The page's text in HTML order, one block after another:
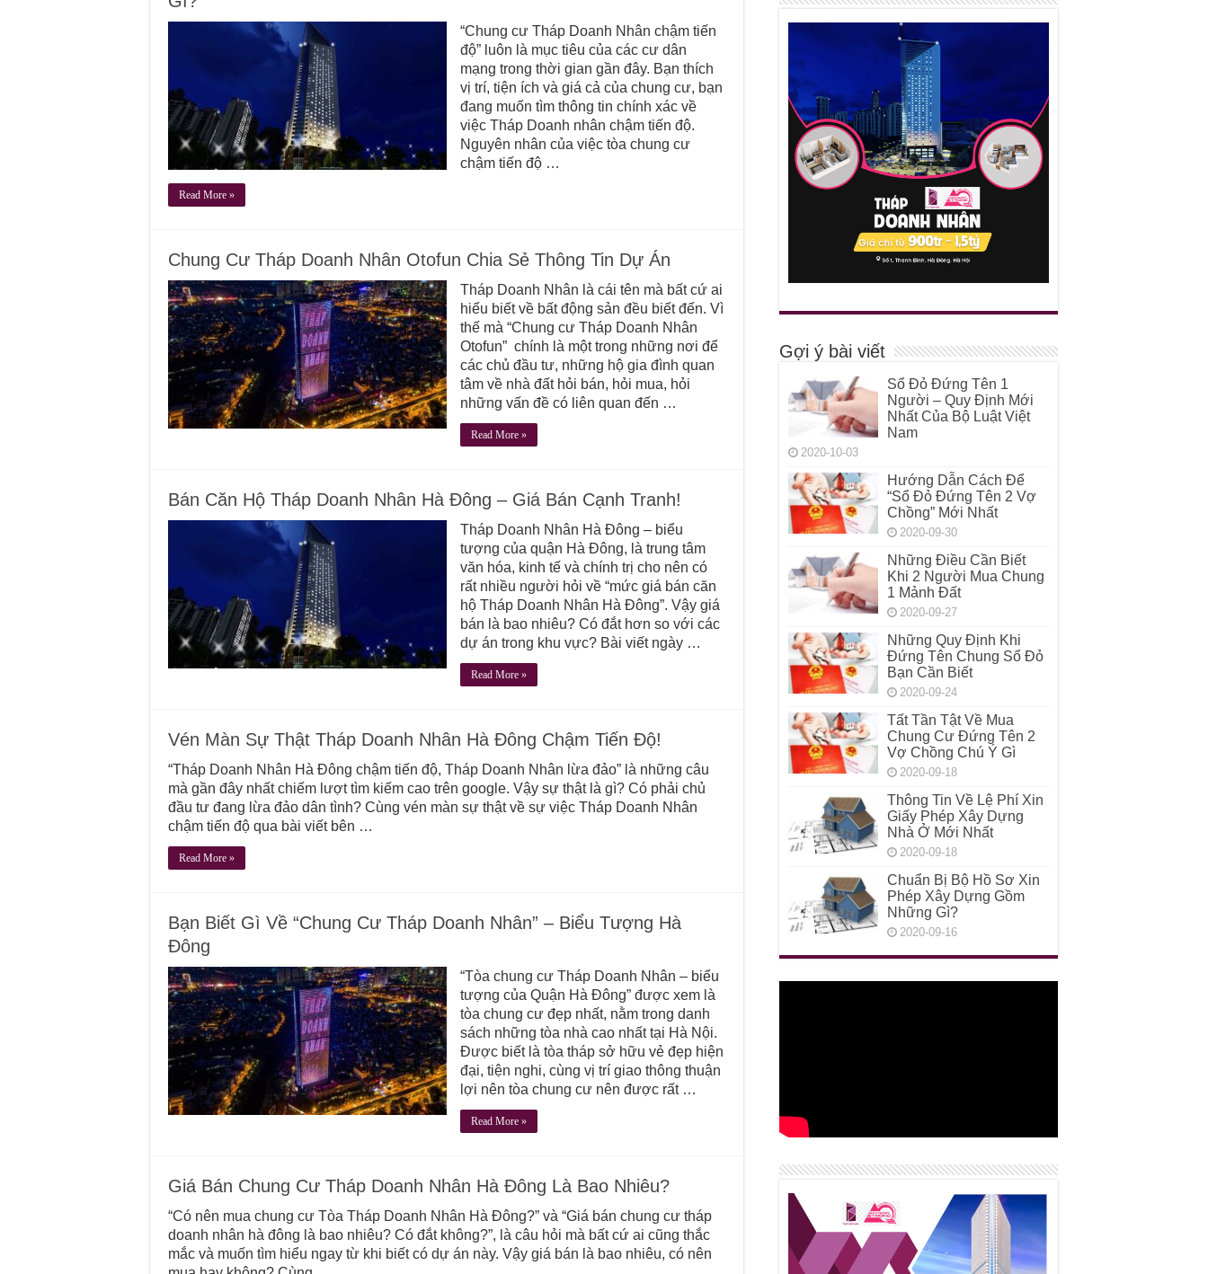
“Chung cư Tháp Doanh Nhân chậm tiến
độ” luôn là mục tiêu của các cư dân
mạng trong thời gian gần đây. Bạn thích
vị trí, tiện ích và giá cả của chung cư, bạn
đang muốn tìm thông tin chính xác về
việc Tháp Doanh nhân chậm tiến độ.
Nguyên nhân của việc tòa chung cư
chậm tiến độ …
Read More »
Chung Cư Tháp Doanh Nhân Otofun Chia Sẻ Thông Tin Dự Án
Tháp Doanh Nhân là cái tên mà bất cứ ai
hiểu biết về bất động sản đều biết đến. Vì
thế mà “Chung cư Tháp Doanh Nhân
Otofun” chính là một trong những nơi để
các chủ đầu tư, những hộ gia đình quan
tâm về nhà đất hỏi bán, hỏi mua, hỏi
những vấn đề có liên quan đến …
Read More »
Bán Căn Hộ Tháp Doanh Nhân Hà Đông – Giá Bán Cạnh Tranh!
Tháp Doanh Nhân Hà Đông – biểu
tượng của quận Hà Đông, là trung tâm
văn hóa, kinh tế và chính trị cho nên có
rất nhiều người hỏi về “mức giá bán căn
hộ Tháp Doanh Nhân Hà Đông”. Vậy giá
bán là bao nhiêu? Có đắt hơn so với các
dự án trong khu vực? Bài viết ngày …
Read More »
Vén Màn Sự Thật Tháp Doanh Nhân Hà Đông Chậm Tiến Độ!
“Tháp Doanh Nhân Hà Đông chậm tiến độ, Tháp Doanh Nhân lừa đảo” là những câu
mà gần đây nhất chiếm lượt tìm kiếm cao trên google. Vậy sự thật là gì? Có phải chủ
đầu tư đang lừa đảo dân tình? Cùng vén màn sự thật về sự việc Tháp Doanh Nhân
chậm tiến độ qua bài viết bên …
Read More »
Bạn Biết Gì Về “Chung Cư Tháp Doanh Nhân” – Biểu Tượng Hà
Đông
“Tòa chung cư Tháp Doanh Nhân – biểu
tượng của Quận Hà Đông” được xem là
tòa chung cư đẹp nhất, nằm trong danh
sách những tòa nhà cao nhất tại Hà Nội.
Được biết là tòa tháp sở hữu vẻ đẹp hiện
đại, tiện nghi, cùng vị trí giao thông thuận
lợi nên tòa chung cư nên được rất …
Read More »
Giá Bán Chung Cư Tháp Doanh Nhân Hà Đông Là Bao Nhiêu?
“Có nên mua chung cư Tòa Tháp Doanh Nhân Hà Đông?” và “Giá bán chung cư tháp
doanh nhân hà đông là bao nhiêu? Có đắt không?”, là câu hỏi mà bất cứ ai cũng thắc
mắc và muốn tìm hiểu ngay từ khi biết có dự án này. Vậy giá bán là bao nhiêu, có nên
Gợi ý bài viết
Sổ Đỏ Đứng Tên 1
Người – Quy Định Mới
Nhất Của Bộ Luật Việt
Nam
2020-10-03
Hướng Dẫn Cách Để
“Sổ Đỏ Đứng Tên 2 Vợ
Chồng” Mới Nhất
2020-09-30
Những Điều Cần Biết
Khi 2 Người Mua Chung
1 Mảnh Đất
2020-09-27
Những Quy Định Khi
Đứng Tên Chung Sổ Đỏ
Bạn Cần Biết
2020-09-24
Tất Tần Tật Về Mua
Chung Cư Đứng Tên 2
Vợ Chồng Chú Ý Gì
2020-09-18
Thông Tin Về Lệ Phí Xin
Giấy Phép Xây Dựng
Nhà Ở Mới Nhất
2020-09-18
Chuẩn Bị Bộ Hồ Sơ Xin
Phép Xây Dựng Gồm
Những Gì?
2020-09-16